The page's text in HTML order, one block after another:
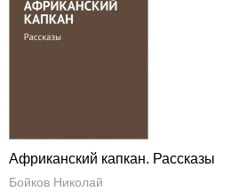
Африканский капкан. Рассказы
Бойков Николай